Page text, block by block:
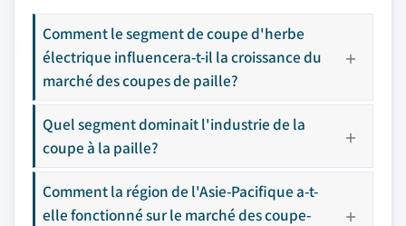
Comment le segment de coupe d'herbe
électrique influencera-t-il la croissance du
marché des coupes de paille?
Quel segment dominait l'industrie de la
coupe à la paille?
Comment la région de l'Asie-Pacifique a-t-
elle fonctionné sur le marché des coupe-